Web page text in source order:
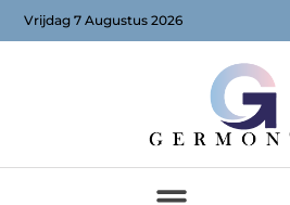
Vrijdag 7 Augustus 2026